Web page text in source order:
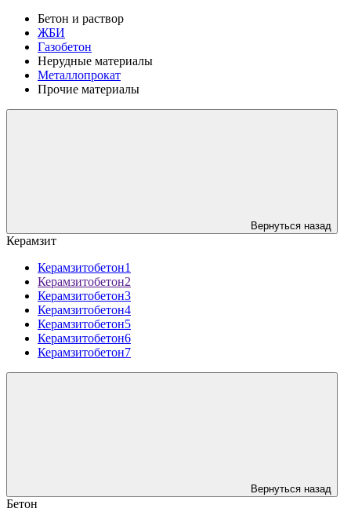
Бетон и раствор
ЖБИ
Газобетон
Нерудные материалы
Металлопрокат
Прочие материалы
Вернуться назад
Керамзит
Керамзитобетон1
Керамзитобетон2
Керамзитобетон3
Керамзитобетон4
Керамзитобетон5
Керамзитобетон6
Керамзитобетон7
Вернуться назад
Бетон